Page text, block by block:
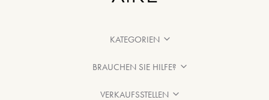
KATEGORIEN
BRAUCHEN SIE HILFE?
VERKAUFSSTELLEN